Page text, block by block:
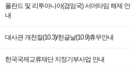
폴란드 및 리투아니아(겸임국) 서머타임 해제 안
내
대사관 개천절(10.3)/한글날(10.9)휴무안내
한국국제교류재단 지정기부사업 안내